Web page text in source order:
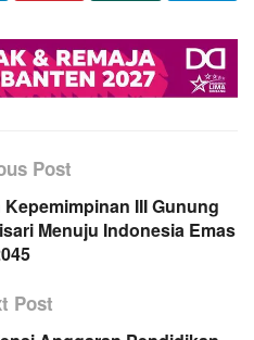
Post
III Gunung
Menuju Indonesia Emas
Post